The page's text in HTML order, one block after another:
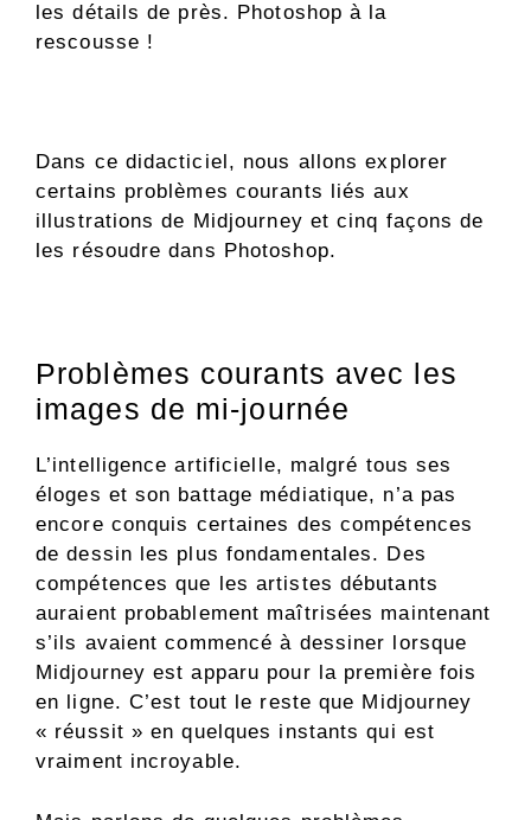
les détails de près. Photoshop à la
rescousse !
Dans ce didacticiel, nous allons explorer
certains problèmes courants liés aux
illustrations de Midjourney et cinq façons de
les résoudre dans Photoshop.
Problèmes courants avec les
images de mi-journée
L’intelligence artificielle, malgré tous ses
éloges et son battage médiatique, n’a pas
encore conquis certaines des compétences
de dessin les plus fondamentales. Des
compétences que les artistes débutants
auraient probablement maîtrisées maintenant
s’ils avaient commencé à dessiner lorsque
Midjourney est apparu pour la première fois
en ligne. C’est tout le reste que Midjourney
« réussit » en quelques instants qui est
vraiment incroyable.